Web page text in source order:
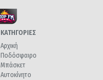
ΚΑΤΗΓΟΡΙΕΣ
Αρχική
Ποδόσφαιρο
Μπάσκετ
Αυτοκίνητο